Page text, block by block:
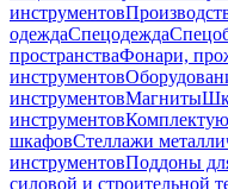
инструментов
одеждаСпецодежда
пространстваФонари,
инструментов
инструментовМагниты
инструментов
шкафовСтеллажи
инструментовПоддоны
силовой и строительной